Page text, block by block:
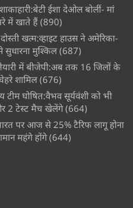
ईशा देओल बोलीं- मां
में खाते हैं (890)
खत्म:व्हाइट हाउस ने अमेरिका-
मुश्किल (687)
में बीजेपी:अब तक 16 जिलों के
शामिल (676)
टीम घोषित:वैभव सूर्यवंशी को भी
2 टेस्ट मैच खेलेंगे (664)
पर आज से 25% टैरिफ लागू होना
महंगे होंगे (644)